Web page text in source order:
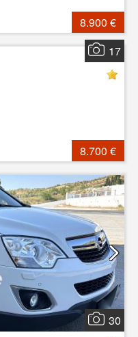
8.900 €
17
8.700 €
30